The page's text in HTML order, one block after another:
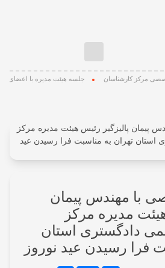
مرکز کارشناسان جلسه هیئت مدیره با اعضای
با مهندس پیمان
مدیره مرکز
دادگستری استان
فرا رسیدن عید نوروز